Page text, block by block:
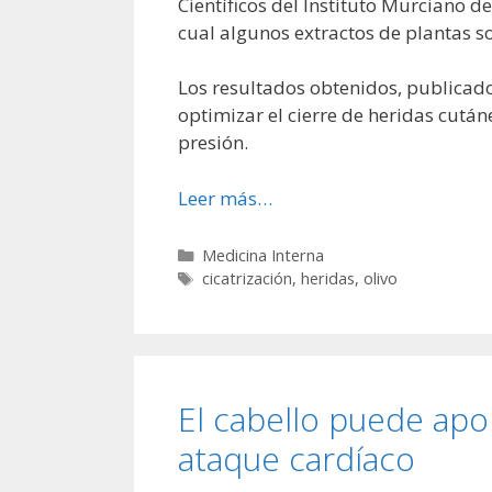
cual algunos extractos de plantas
Los resultados obtenidos,
optimizar el cierre de heridas
presión.
Leer más…
Categorías
Medicina Interna
Etiquetas
cicatrización, heridas, olivo
El cabello puede
ataque cardíaco